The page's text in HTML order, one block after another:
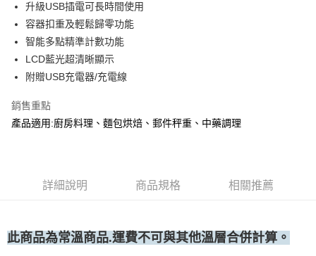
每筆NT$60，滿NT$699(含以上)免運費
• 付款後7-11取貨
每筆NT$60，滿NT$699(含以上)免運費
(請點開選項勾選)
每筆NT$250
升級USB插電可長時間使用
容器扣重及輕鬆歸零功能
智能多點精準計數功能
LCD藍光超清晰顯示
附贈USB充電器/充電線
銷售重點
產品適用:廚房料理、麵包烘焙、郵件秤重、中藥調理
詳細說明 商品規格 相關推薦
此商品為常溫商品.運費不可與其他溫層合併計算。